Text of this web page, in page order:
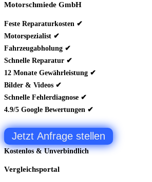
Motorschmiede GmbH
Feste Reparaturkosten ✔
Motorspezialist ✔
Fahrzeugabholung ✔
Schnelle Reparatur ✔
12 Monate Gewährleistung ✔
Bilder & Videos ✔
Schnelle Fehlerdiagnose ✔
4.9/5 Google Bewertungen ✔
Jetzt Anfrage stellen
Kostenlos & Unverbindlich
Vergleichsportal